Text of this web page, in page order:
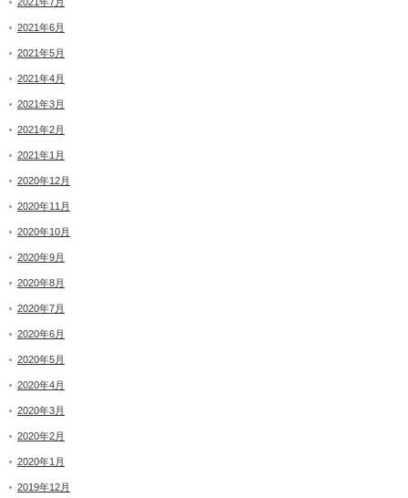
2021年6月
2021年5月
2021年4月
2021年3月
2021年2月
2021年1月
2020年12月
2020年11月
2020年10月
2020年9月
2020年8月
2020年7月
2020年6月
2020年5月
2020年4月
2020年3月
2020年2月
2020年1月
2019年12月